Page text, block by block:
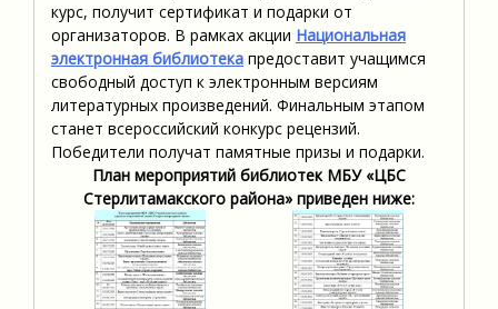
курс, получит сертификат и подарки от
организаторов. В рамках акции Национальная
электронная библиотека предоставит учащимся
свободный доступ к электронным версиям
литературных произведений. Финальным этапом
станет всероссийский конкурс рецензий.
Победители получат памятные призы и подарки.
План мероприятий библиотек МБУ «ЦБС
Стерлитамакского района» приведен ниже: